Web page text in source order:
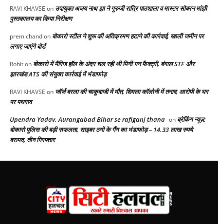
RAVI KHAVSE on उपायुक्त अजय नाथ झा ने गुरुजी रात्रि पाठशाला व मास्टर सोबरन मांझी
पुस्तकालय का किया निरीक्षण
prem chandon बोकारो स्टील ने शुरू की अतिक्रमण हटाने की कार्रवाई, खाली जमीन पर
लगाए जाएंगे बोर्ड
Rohiton बोकारो में मैरिज हॉल के अंदर चल रही थी मिनी गन फैक्ट्री, बंगाल STF और
झारखंड ATS की संयुक्त कार्रवाई में भंडाफोड़
RAVI KHAVSE on जॉर्ज बरला की चाकूबाजी में मौत, शिमला कॉलोनी में तनाव, आरोपी के घर
पर पथराव
Upendra Yadav. Aurangabad Bihar se rafiganj thana on ब्रेकिंग न्यूज़:
बोकारो पुलिस की बड़ी सफलता, साइबर ठगों के गैंग का भंडाफोड़ – 14.33 लाख रुपये
बरामद, तीन गिरफ्तार